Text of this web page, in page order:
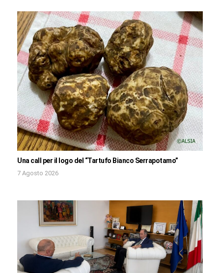
Una call per il logo del “Tartufo Bianco Serrapotamo”
7 Agosto 2026